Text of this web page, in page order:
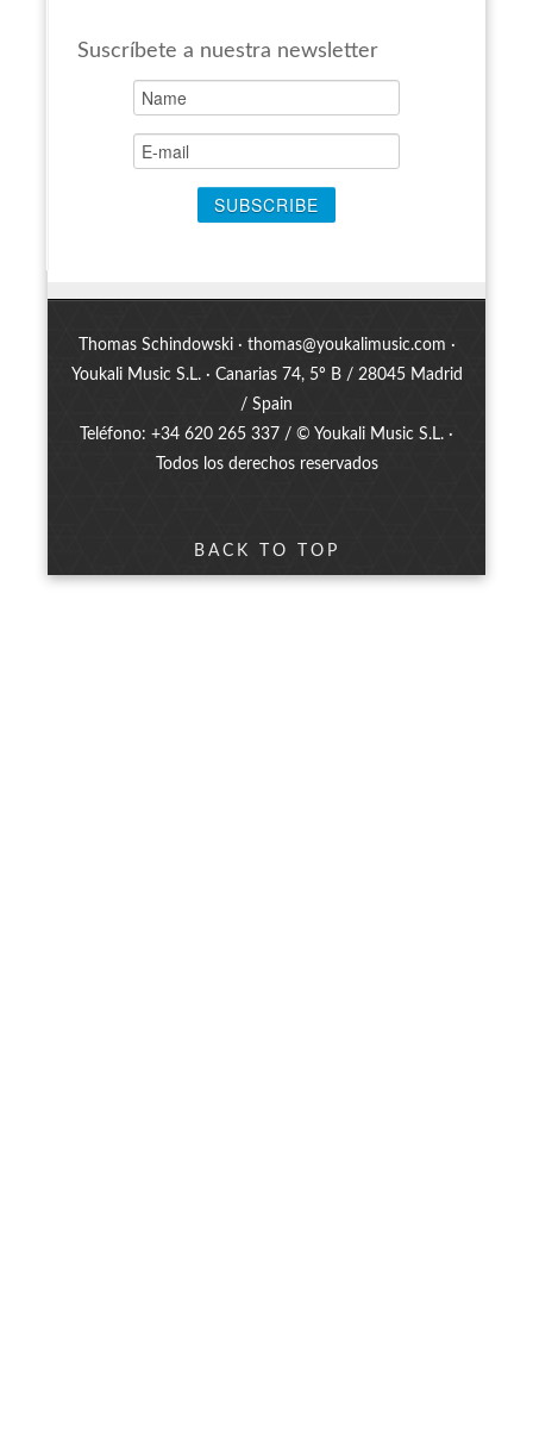
Suscríbete a nuestra newsletter
Thomas Schindowski · thomas@youkalimusic.com ·
Youkali Music S.L. · Canarias 74, 5º B / 28045 Madrid
/ Spain
Teléfono: +34 620 265 337 / © Youkali Music S.L. ·
Todos los derechos reservados
BACK TO TOP